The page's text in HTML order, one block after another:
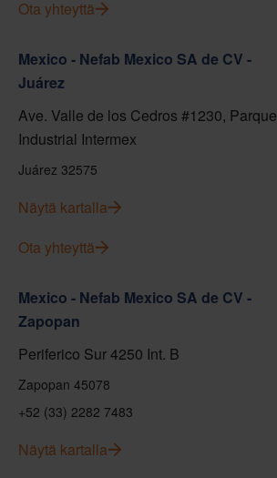
Ota yhteyttä
Mexico - Nefab Mexico SA de CV -
Juárez
Ave. Valle de los Cedros #1230, Parque
Industrial Intermex
Juárez 32575
Näytä kartalla
Ota yhteyttä
Mexico - Nefab Mexico SA de CV -
Zapopan
Periferico Sur 4250 Int. B
Zapopan 45078
+52 (33) 2282 7483
Näytä kartalla